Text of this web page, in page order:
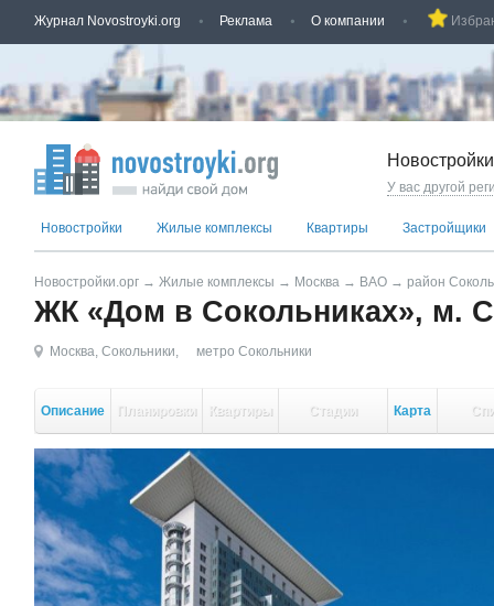
Журнал Novostroyki.org Реклама О компании
У вас другой
Новостройки Жилые комплексы Квартиры Застройщики
Новостройки.орг → Жилые комплексы → Москва → ВАО → район
ЖК «Дом в Сокольниках», м.
Москва, Сокольники, метро Сокольники
Описание Планировки Квартиры Стадии Карта